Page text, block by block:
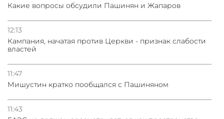
Какие вопросы обсудили Пашинян и Жапаров
12:13
Кампания, начатая против Церкви - признак слабости
властей
11:47
Мишустин кратко пообщался с Пашиняном
11:43